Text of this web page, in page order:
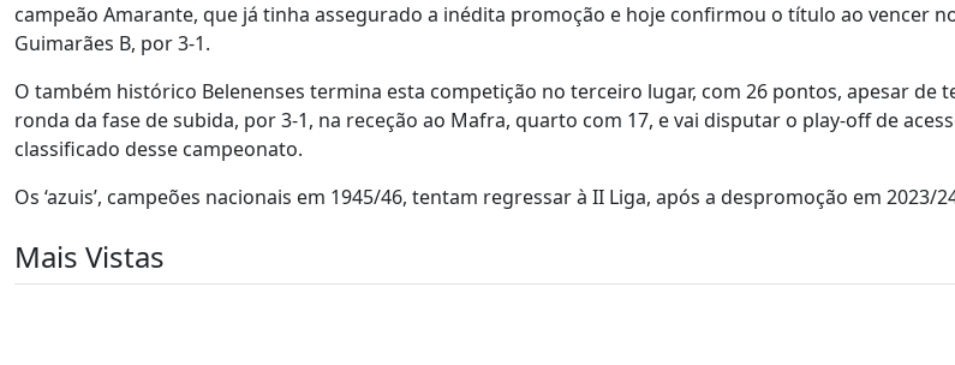
campeão Amarante, que já tinha assegurado a inédita promoção e hoje confirmou o título ao vencer
Guimarães B, por 3-1.
O também histórico Belenenses termina esta competição no terceiro lugar, com 26 pontos, apesar de
ronda da fase de subida, por 3-1, na receção ao Mafra, quarto com 17, e vai disputar o play-off de
classificado desse campeonato.
Os ‘azuis’, campeões nacionais em 1945/46, tentam regressar à II Liga, após a despromoção em 2023/
Mais Vistas